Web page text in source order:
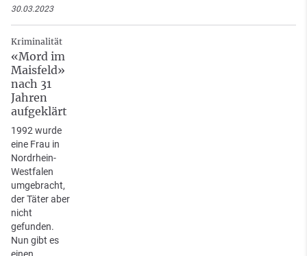
30.03.2023
Kriminalität
«Mord im
Maisfeld»
nach 31
Jahren
aufgeklärt
1992 wurde
eine Frau in
Nordrhein-
Westfalen
umgebracht,
der Täter aber
nicht
gefunden.
Nun gibt es
einen